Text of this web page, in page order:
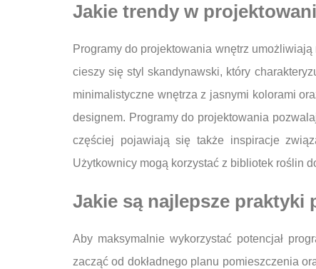
Jakie trendy w
Programy do projektowania wnętrz
cieszy się styl skandynawski, który
minimalistyczne wnętrza z jasnymi kolorami
designem. Programy do projektowania
częściej pojawiają się także inspiracje
Użytkownicy mogą korzystać z bibliotek roślin
Jakie są najlepsze
Aby maksymalnie wykorzystać potencjał
zacząć od dokładnego planu pomieszczenia